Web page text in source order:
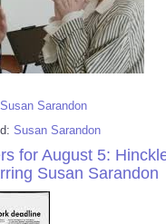
Susan Sarandon
Susan Sarandon
for August 5:
Susan Sarandon